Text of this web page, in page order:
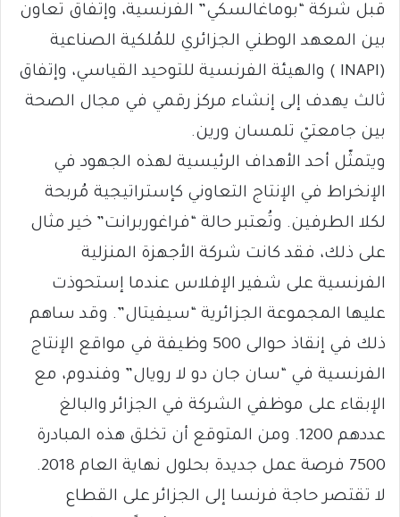
قبل شركة “بوماغالسكي” الفرنسية، وإتفاق تعاون
بين المعهد الوطني الجزائري للمُلكية الصناعية
(INAPI ) والهيئة الفرنسية للتوحيد القياسي، وإتفاق
ثالث يهدف إلى إنشاء مركز رقمي في مجال الصحة
بين جامعتيْ تلمسان ورين.
ويتمثّل أحد الأهداف الرئيسية لهذه الجهود في
الإنخراط في الإنتاج التعاوني كإستراتيجية مُربحة
لكلا الطرفين. وتُعتبر حالة “فراغوربرانت” خير مثال
على ذلك، فقد كانت شركة الأجهزة المنزلية
الفرنسية على شفير الإفلاس عندما إستحوذت
عليها المجموعة الجزائرية “سيفيتال”. وقد ساهم
ذلك في إنقاذ حوالى 500 وظيفة في مواقع الإنتاج
الفرنسية في “سان جان دو لا رويال” وفندوم، مع
الإبقاء على موظفي الشركة في الجزائر والبالغ
عددهم 1200. ومن المتوقع أن تخلق هذه المبادرة
7500 فرصة عمل جديدة بحلول نهاية العام 2018.
لا تقتصر حاجة فرنسا إلى الجزائر على القطاع